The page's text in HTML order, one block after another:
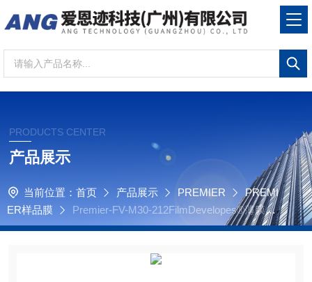
PRODUCTS CENTER
产品展示
当前位置： 首页 产品展示 PREMIER
PREMI
ER样品膜
Premier-FV-M30-212FilmDevelopes®薄膜圆
圈 MembriX RF 3.0µ